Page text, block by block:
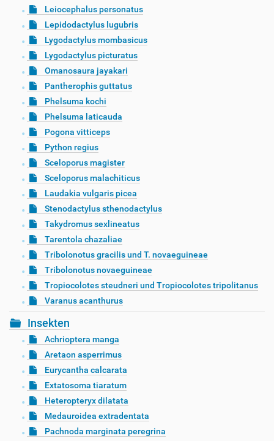
Leiocephalus personatus
Lepidodactylus lugubris
Lygodactylus mombasicus
Lygodactylus picturatus
Omanosaura jayakari
Pantherophis guttatus
Phelsuma kochi
Phelsuma laticauda
Pogona vitticeps
Python regius
Sceloporus magister
Sceloporus malachiticus
Laudakia vulgaris picea
Stenodactylus sthenodactylus
Takydromus sexlineatus
Tarentola chazaliae
Tribolonotus gracilis und T. novaeguineae
Tribolonotus novaeguineae
Tropiocolotes steudneri und Tropiocolotes tripolitanus
Varanus acanthurus
Insekten
Achrioptera manga
Aretaon asperrimus
Eurycantha calcarata
Extatosoma tiaratum
Heteropteryx dilatata
Medauroidea extradentata
Pachnoda marginata peregrina